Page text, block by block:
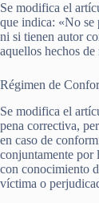
Se modifica el
que indica: «No se
ni si tienen autor
aquellos hechos
Régimen de
Se modifica el
pena correctiva,
en caso de
conjuntamente por
con conocimiento
víctima o